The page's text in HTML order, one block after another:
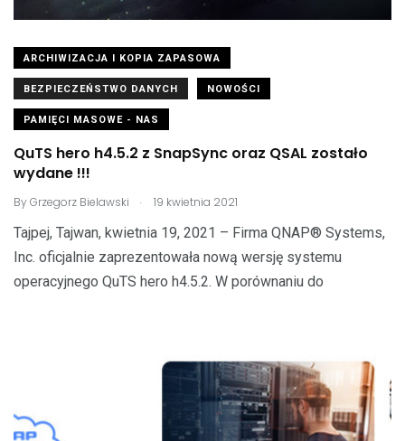
ARCHIWIZACJA I KOPIA ZAPASOWA
BEZPIECZEŃSTWO DANYCH NOWOŚCI
PAMIĘCI MASOWE - NAS
QuTS hero h4.5.2 z SnapSync oraz QSAL zostało
wydane !!!
ByGrzegorz Bielawski . 19 kwietnia 2021
Tajpej, Tajwan, kwietnia 19, 2021 – Firma QNAP® Systems,
Inc. oficjalnie zaprezentowała nową wersję systemu
operacyjnego QuTS hero h4.5.2. W porównaniu do